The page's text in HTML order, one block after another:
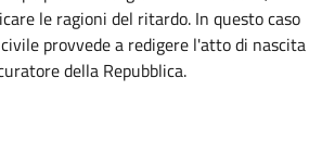
le ragioni del ritardo. In questo caso
provvede a redigere l'atto di nascita
della Repubblica.